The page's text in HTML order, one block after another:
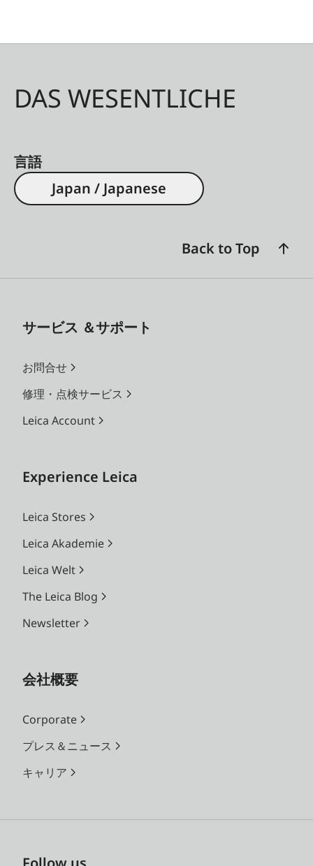
DAS WESENTLICHE
言語
Japan / Japanese
Back to Top
サービス ＆サポート
お問合せ
修理・点検サービス
Leica Account
Experience Leica
Leica Stores
Leica Akademie
Leica Welt
The Leica Blog
Newsletter
会社概要
Corporate
プレス＆ニュース
キャリア